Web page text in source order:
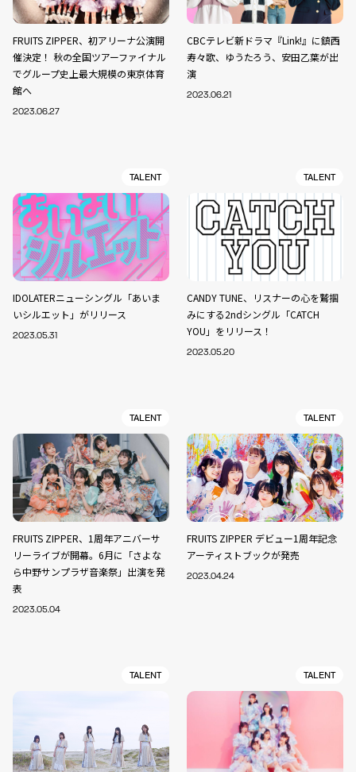
FRUITS ZIPPER、初アリーナ公演開
催決定！ 秋の全国ツアーファイナル
でグループ史上最大規模の東京体育
館へ
2023.06.27
CBCテレビ新ドラマ『Link!』に鎮西
寿々歌、ゆうたろう、安田乙葉が出
演
2023.06.21
TALENT
IDOLATERニューシングル「あいま
いシルエット」がリリース
2023.05.31
TALENT
CANDY TUNE、リスナーの心を鷲掴
みにする2ndシングル「CATCH
YOU」をリリース！
2023.05.20
TALENT
FRUITS ZIPPER、1周年アニバーサ
リーライブが開幕。6月に「さよな
ら中野サンプラザ音楽祭」出演を発
表
2023.05.04
TALENT
FRUITS ZIPPER デビュー1周年記念
アーティストブックが発売
2023.04.24
TALENT TALENT